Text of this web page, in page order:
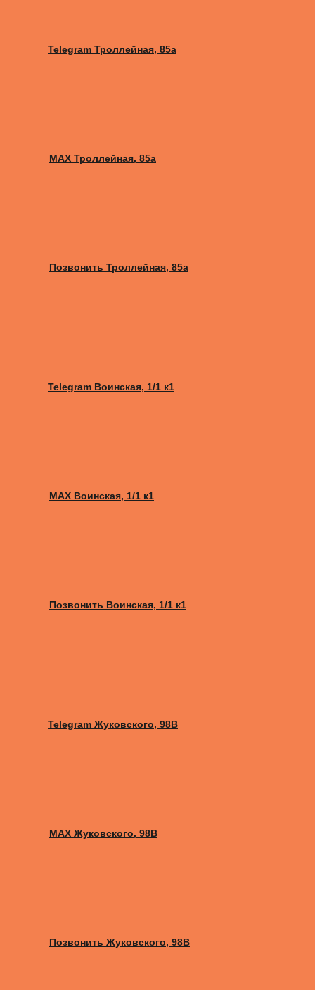
Telegram Троллейная, 85а
MAX Троллейная, 85а
Позвонить Троллейная, 85а
Telegram Воинская, 1/1 к1
MAX Воинская, 1/1 к1
Позвонить Воинская, 1/1 к1
Telegram Жуковского, 98B
MAX Жуковского, 98B
Позвонить Жуковского, 98B